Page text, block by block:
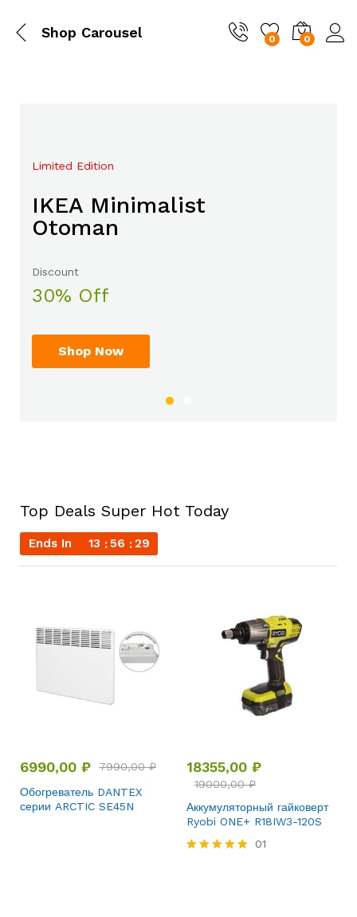
Shop Carousel 0 0
Limited Edition
IKEA Minimalist
Otoman
Discount
30% Off
Shop Now
Mega Sale Nov 2017
Double Combo With
The Body Shop
Sale up to
50% Off
Shop Now
Top Deals Super Hot Today
Ends In 13 56 29
6990,00 ₽ 7990,00₽
Обогреватель DANTEX
серии ARCTIC SE45N
18355,00 ₽
19000,00₽
Аккумуляторный гайковерт
Ryobi ONE+ R18IW3-120S
01